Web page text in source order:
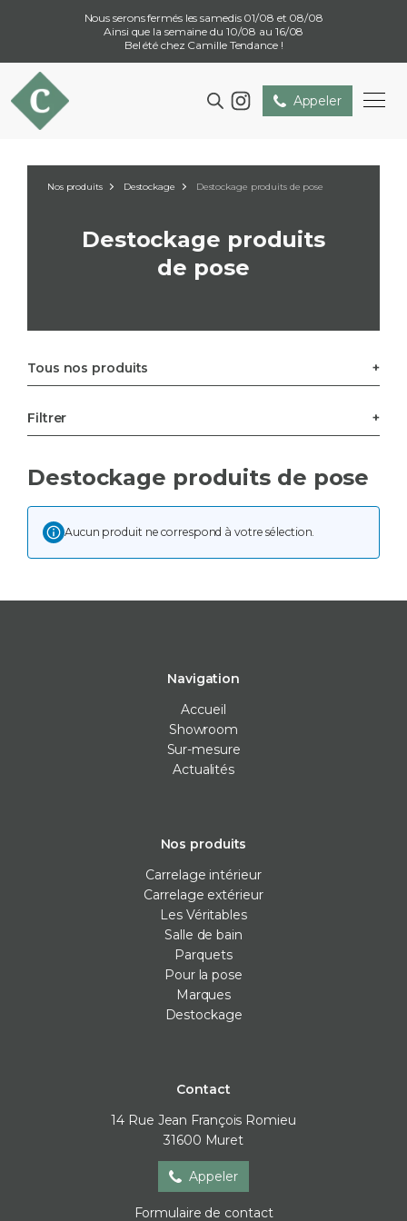
Nous serons fermés les samedis 01/08 et 08/08
Ainsi que la semaine du 10/08 au 16/08
Bel été chez Camille Tendance !
Appeler
Nos produits Destockage Destockage produits de pose
Destockage produits
de pose
Tous nos produits
Filtrer
Destockage produits de pose
Aucun produit ne correspond à votre sélection.
Navigation
Accueil
Showroom
Sur-mesure
Actualités
Nos produits
Carrelage intérieur
Carrelage extérieur
Les Véritables
Salle de bain
Parquets
Pour la pose
Marques
Destockage
Contact
14 Rue Jean François Romieu
31600 Muret
Appeler
Formulaire de contact